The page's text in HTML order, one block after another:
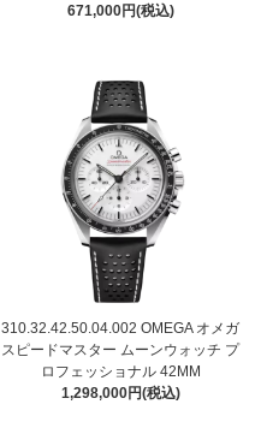
671,000円(税込)
310.32.42.50.04.002 OMEGA オメガ
スピードマスター ムーンウォッチ プ
ロフェッショナル 42MM
1,298,000円(税込)